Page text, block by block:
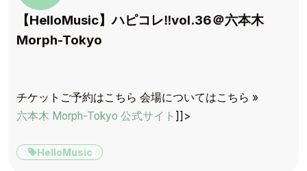
【HelloMusic】ハピコレ‼︎vol.36＠六本木
Morph-Tokyo
チケットご予約はこちら 会場についてはこちら »
六本木 Morph-Tokyo 公式サイト ]]>
HelloMusic